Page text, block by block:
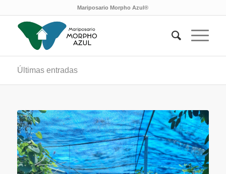
Mariposario Morpho Azul®
Últimas entradas